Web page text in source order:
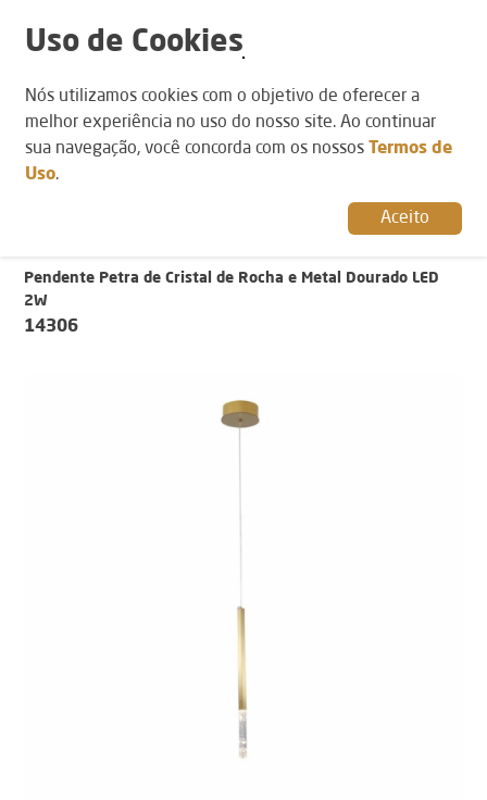
POR AMBIENTE
Sala de Jantar
Sala de Estar
Quarto
Lavanderia
POR CATEGORIA
Pendentes
POR ESTILO
Natural
Pendente Petra de Cristal de Rocha e Metal Dourado LED
2W
14306
Uso de Cookies
Nós utilizamos cookies com o objetivo de oferecer a
melhor experiência no uso do nosso site. Ao continuar
sua navegação, você concorda com os nossos
Termos de
Uso.
Aceito